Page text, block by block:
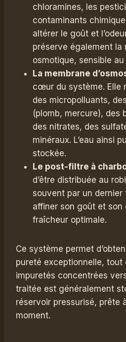
chloramines, les
contaminants
altérer le goût et l’odeur
préserve également la
osmotique, sensible au
La membrane
cœur du système. Elle
des micropolluants,
(plomb, mercure), des
des nitrates, des
minéraux. L’eau ainsi
stockée.
Le post-filtre à
d’être distribuée au
souvent par un
affiner son goût et son
fraîcheur optimale.
Ce système permet
pureté exceptionnelle, tout
impuretés concentrées vers
traitée est généralement
réservoir pressurisé, prête
moment.